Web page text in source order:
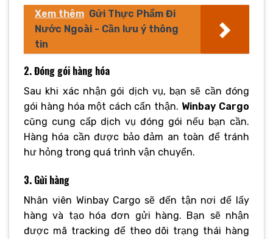
Xem thêm Gửi Thực Phẩm Đi
Nước Ngoài - Cần lưu ý thông
tin
2. Đóng gói hàng hóa
Sau khi xác nhận gói dịch vụ, bạn sẽ cần đóng
gói hàng hóa một cách cẩn thận. Winbay Cargo
cũng cung cấp dịch vụ đóng gói nếu bạn cần.
Hàng hóa cần được bảo đảm an toàn để tránh
hư hỏng trong quá trình vận chuyển.
3. Gửi hàng
Nhân viên Winbay Cargo sẽ đến tận nơi để lấy
hàng và tạo hóa đơn gửi hàng. Bạn sẽ nhận
được mã tracking để theo dõi trạng thái hàng